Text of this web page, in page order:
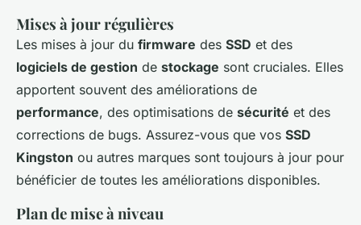
Mises à jour régulières
Les mises à jour du firmware des SSD et des
logiciels de gestion de stockage sont cruciales. Elles
apportent souvent des améliorations de
performance, des optimisations de sécurité et des
corrections de bugs. Assurez-vous que vos SSD
Kingston ou autres marques sont toujours à jour pour
bénéficier de toutes les améliorations disponibles.
Plan de mise à niveau